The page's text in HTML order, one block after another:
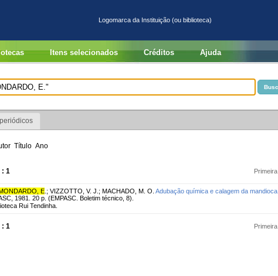
Logomarca da Instituição (ou biblioteca)
Itens selecionados Créditos Ajuda
Título Ano
1 Primeira
E ; VIZZOTTO, V. J. ; MACHADO, M. O. Adubação química e calagem da mandioca.
1981. 20 p. (EMPASC. Boletim técnico, 8).
Rui Tendinha.
1 Primeira